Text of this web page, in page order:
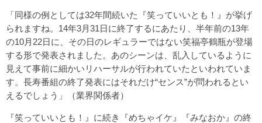
「同様の例としては32年間続いた『笑っていいとも！』が挙げ
られますね。14年3月31日に終了するにあたり、半年前の13年
の10月22日に、その日のレギュラーではない笑福亭鶴瓶が登場
する形で発表されました。あのシーンは、乱入しているように
見えて事前に細かいリハーサルが行われていたといわれていま
す。長寿番組の終了発表にはそれだけ“センス”が問われるとい
えるでしょう」（業界関係者）
『笑っていいとも！』に続き『めちゃイケ』『みなおか』の終